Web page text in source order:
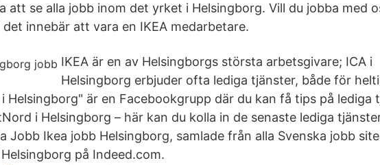
att se alla jobb inom det yrket i Helsingborg. Vill du jobba med
innebär att vara en IKEA medarbetare.
IKEA är en av Helsingborgs största arbetsgivare; ICA i
Helsingborg erbjuder ofta lediga tjänster, både för
Helsingborg" är en Facebookgrupp där du kan få tips på lediga
i Helsingborg – här kan du kolla in de senaste lediga
Jobb Ikea jobb Helsingborg, samlade från alla Svenska jobb
på Indeed.com.